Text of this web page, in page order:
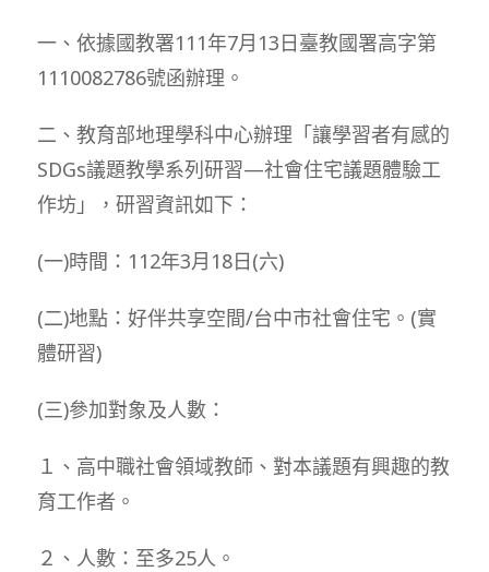
一、依據國教署111年7月13日臺教國署高字第
1110082786號函辦理。
二、教育部地理學科中心辦理「讓學習者有感的
SDGs議題教學系列研習—社會住宅議題體驗工
作坊」，研習資訊如下：
(一)時間：112年3月18日(六)
(二)地點：好伴共享空間/台中市社會住宅。(實
體研習)
(三)參加對象及人數：
１、高中職社會領域教師、對本議題有興趣的教
育工作者。
２、人數：至多25人。